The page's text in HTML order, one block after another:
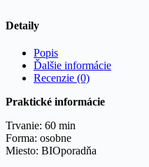
trapézy
min)
Detaily
Popis
Ďalšie informácie
Recenzie (0)
Praktické informácie
Trvanie: 60 min
Forma: osobne
Miesto: BIOporadňa